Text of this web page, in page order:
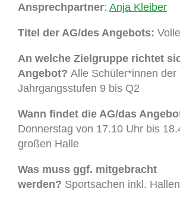
Ansprechpartner: Anja Kleiber
Titel der AG/des Angebots:
An welche Zielgruppe richtet
Angebot? Alle Schüler*innen der
Jahrgangsstufen 9 bis Q2
Wann findet die AG/das
Donnerstag von 17.10 Uhr bis
großen Halle
Was muss ggf. mitgebracht
werden? Sportsachen inkl.